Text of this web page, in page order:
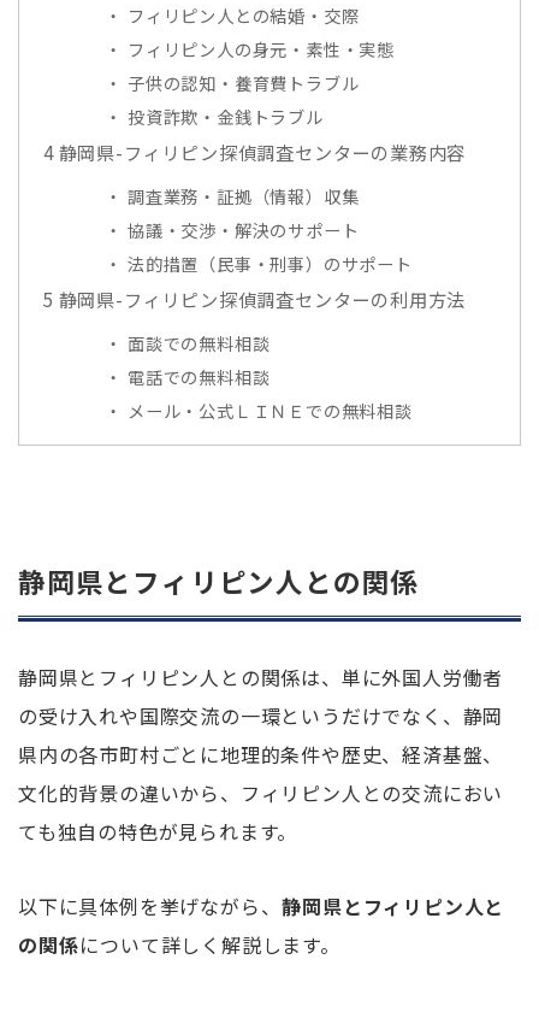
フィリピン人との結婚・交際
フィリピン人の身元・素性・実態
子供の認知・養育費トラブル
投資詐欺・金銭トラブル
4静岡県-フィリピン探偵調査センターの業務内容
調査業務・証拠（情報）収集
協議・交渉・解決のサポート
法的措置（民事・刑事）のサポート
5 静岡県-フィリピン探偵調査センターの利用方法
面談での無料相談
電話での無料相談
メール・公式ＬＩＮＥでの無料相談
静岡県とフィリピン人との関係
静岡県とフィリピン人との関係は、単に外国人労働者
の受け入れや国際交流の一環というだけでなく、静岡
県内の各市町村ごとに地理的条件や歴史、経済基盤、
文化的背景の違いから、フィリピン人との交流におい
ても独自の特色が見られます。
以下に具体例を挙げながら、 静岡県とフィリピン人と
の関係について詳しく解説します。